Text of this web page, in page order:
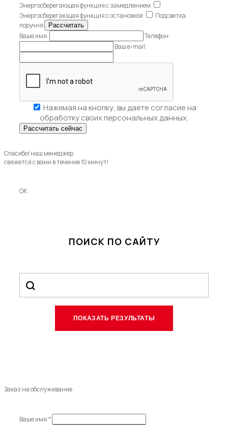
Энергосберегающая функция с замедлением
Энергосберегающая функция с остановкой
Подсветка
поручня
Ваше имя:
Телефон:
Ваш e-mail:
Нажимая на кнопку, вы даете согласие на
обработку своих персональных данных.
Спасибо! наш менеджер
свяжется с вами в течение 10 минут!
OK
ПОИСК ПО САЙТУ
Заказ на обслуживание
Ваше имя:*